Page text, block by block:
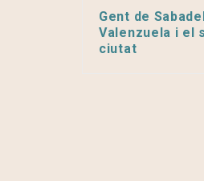
Gent de
Valenzuela i el
ciutat